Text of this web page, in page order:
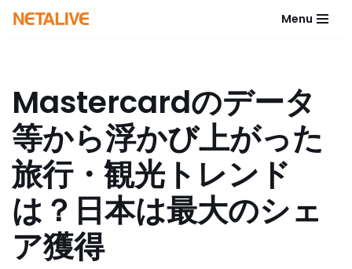
ン
ツ
へ
ス
キ
ッ
プ
Menu
Mastercardのデータ
等から浮かび上がった
旅行・観光トレンド
は？日本は最大のシェ
ア獲得